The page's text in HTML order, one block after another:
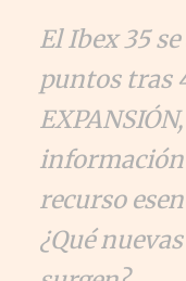
El Ibex 35
puntos tras
recurso
¿Qué